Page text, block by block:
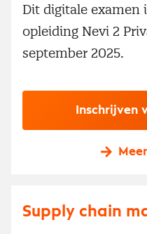
Dit digitale examen
opleiding Nevi 2
september 2025.
Inschrijven
Supply chain